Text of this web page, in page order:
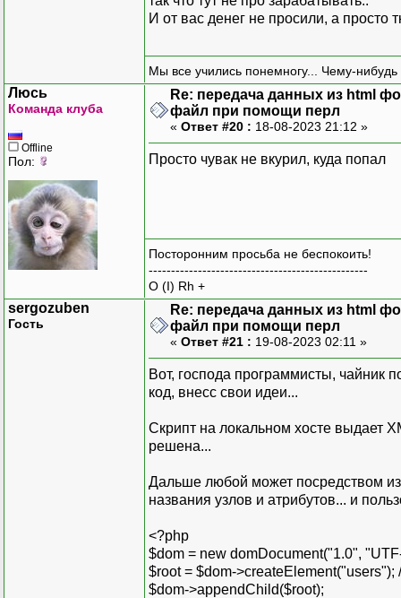
И от вас денег не просили, а просто
Мы все учились понемногу... Чему-нибудь
Люсь
Команда клуба
Offline
Пол:
Re: передача данных из html
файл при помощи перл
« Ответ #20 : 18-08-2023 21:12 »
Просто чувак не вкурил, куда попал
Посторонним просьба не беспокоить!
-------------------------------------------------
O (I) Rh +
sergozuben
Гость
Re: передача данных из html
файл при помощи перл
« Ответ #21 : 19-08-2023 02:11 »
Вот, господа программисты, чайник
код, внесс свои идеи...
Скрипт на локальном хосте выдает
решена...
Дальше любой может посредством
названия узлов и атрибутов... и
<?php
$dom = new domDocument("1.0",
$root = $dom-
$dom->appendChild($root);